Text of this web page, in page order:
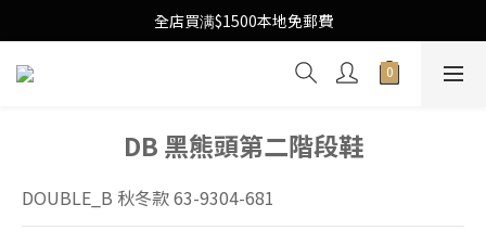
Free Local Shipping Upon $1500 purchase
全店買满$1500本地免郵費
Free Local Shipping Upon $1500 purchase
DB 黑熊頭第二階段鞋
DOUBLE_B 秋冬款 63-9304-681